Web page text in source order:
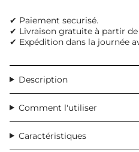
✔ Paiement securisé.
✔ Livraison gratuite à partir
✔ Expédition dans la journée
Description
Comment l'utiliser
Caractéristiques